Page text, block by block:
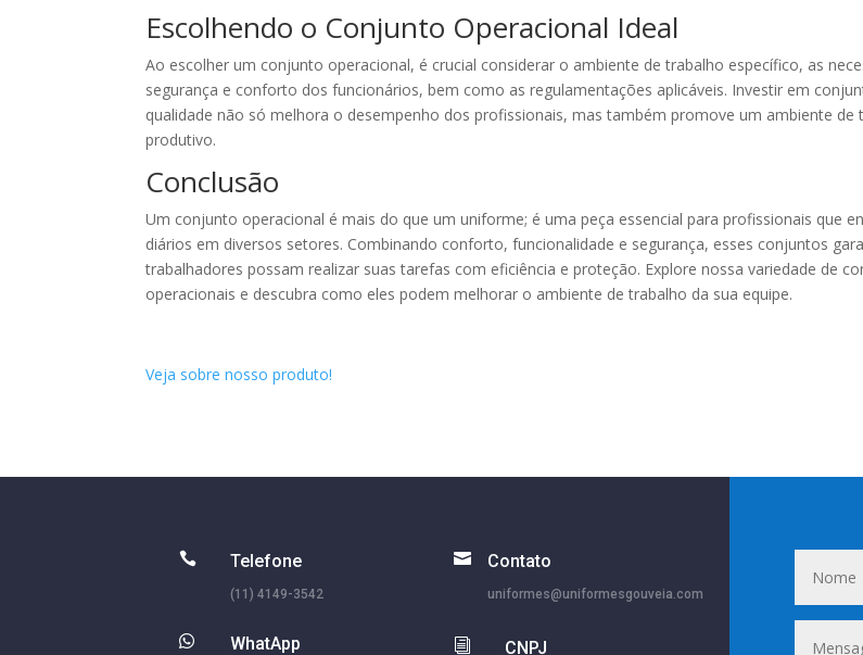
Escolhendo o Conjunto Operacional Ideal
Ao escolher um conjunto operacional, é crucial considerar o ambiente de trabalho específico, as
segurança e conforto dos funcionários, bem como as regulamentações aplicáveis. Investir em
qualidade não só melhora o desempenho dos profissionais, mas também promove um ambiente de
produtivo.
Conclusão
Um conjunto operacional é mais do que um uniforme; é uma peça essencial para profissionais que
diários em diversos setores. Combinando conforto, funcionalidade e segurança, esses conjuntos
trabalhadores possam realizar suas tarefas com eficiência e proteção. Explore nossa variedade de
operacionais e descubra como eles podem melhorar o ambiente de trabalho da sua equipe.
Veja sobre nosso produto!
 Telefone
(11) 4149-3542
 WhatApp
 Contato
uniformes@uniformesgouveia.com
i CNPJ